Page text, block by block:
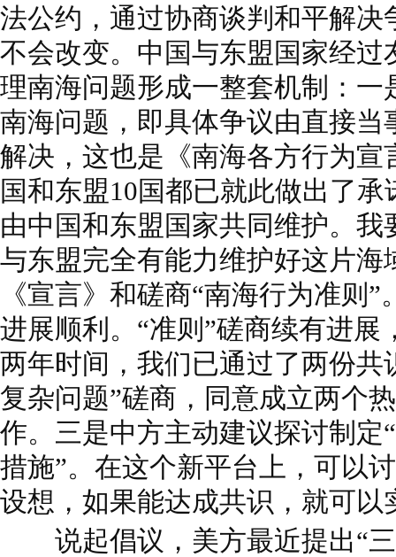
法公约，通过协商谈判和平解决
不会改变。中国与东盟国家经过
理南海问题形成一整套机制：一
南海问题，即具体争议由直接当
解决，这也是《南海各方行为宣
国和东盟10国都已就此做出了
由中国和东盟国家共同维护。
与东盟完全有能力维护好这片海
《宣言》和磋商“南海行为准则
进展顺利。“准则”磋商续有进展
两年时间，我们已通过了两份共
复杂问题”磋商，同意成立两个
作。三是中方主动建议探讨制定
措施”。在这个新平台上，可以
设想，如果能达成共识，就可以
说起倡议，美方最近提出“三